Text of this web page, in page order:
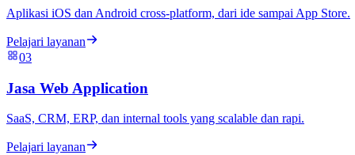
Aplikasi iOS dan Android cross-platform, dari ide sampai App Store.
Pelajari layanan
03
Jasa Web Application
SaaS, CRM, ERP, dan internal tools yang scalable dan rapi.
Pelajari layanan